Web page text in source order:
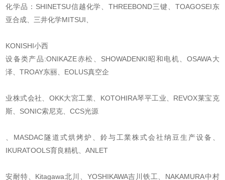
化学品：SHINETSU信越化学、THREEBOND三键、TOAGOSEI东
亚合成、三井化学MITSUI、
KONISHI小西
设备类产品:ONIKAZE赤松、SHOWADENKI昭和电机、OSAWA大
泽、TROAY东丽、EOLUS真空企
业株式会社、OKK大宮工業、KOTOHIRA琴平工业、REVOX莱宝克
斯、SONIC索尼克、CCS光源
、MASDAC隧道式烘烤炉、鈴与工業株式会社纳豆生产设备、
IKURATOOLS育良精机、ANLET
安耐特、Kitagawa北川、YOSHIKAWA吉川铁工、NAKAMURA中村